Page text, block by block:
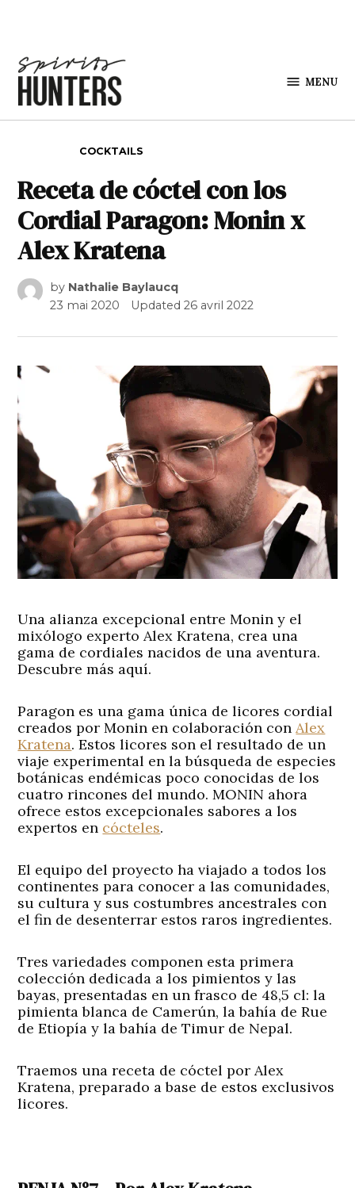
MENU
COCKTAILS
Receta de cóctel con los
Cordial Paragon: Monin x
Alex Kratena
by Nathalie Baylaucq
23 mai 2020
Updated26 avril 2022
Una alianza excepcional entreMonin y el
mixólogo expertoAlex Kratena, crea una
gama de cordiales nacidos de una aventura.
Descubre más aquí.
Paragon es una gama única de licores cordial
creados por Monin en colaboración conAlex
Kratena. Estos licores son el resultado de un
viaje experimental en la búsqueda de especies
botánicas endémicas poco conocidas de los
cuatro rincones del mundo. MONIN ahora
ofrece estos excepcionales sabores a los
expertos en cócteles.
El equipo del proyecto ha viajado a todos los
continentes para conocer a las comunidades,
su cultura y sus costumbres ancestrales con
el fin de desenterrar estos raros ingredientes.
Tres variedades componen esta primera
colección dedicada a los pimientos y las
bayas, presentadas en un frasco de 48,5 cl: la
pimienta blanca de Camerún, la bahía de Rue
de Etiopía y la bahía de Timur de Nepal.
Traemos una receta de cóctel por Alex
Kratena, preparado a base de estos exclusivos
licores.